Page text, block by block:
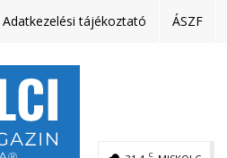
Adatkezelési tájékoztató ÁSZF
C